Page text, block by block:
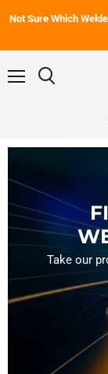
Not Sure Which
Take our